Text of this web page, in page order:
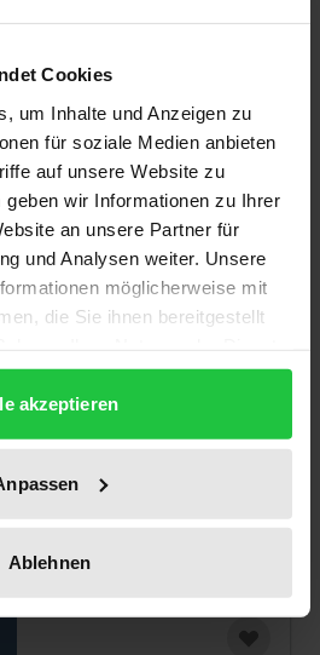
Cookies
um Inhalte und Anzeigen zu
für soziale Medien anbieten
auf unsere Website zu
wir Informationen zu Ihrer
an unsere Partner für
und Analysen weiter. Unsere
möglicherweise mit
die Sie ihnen bereitgestellt
akzeptieren
Ablehnen
Interests and